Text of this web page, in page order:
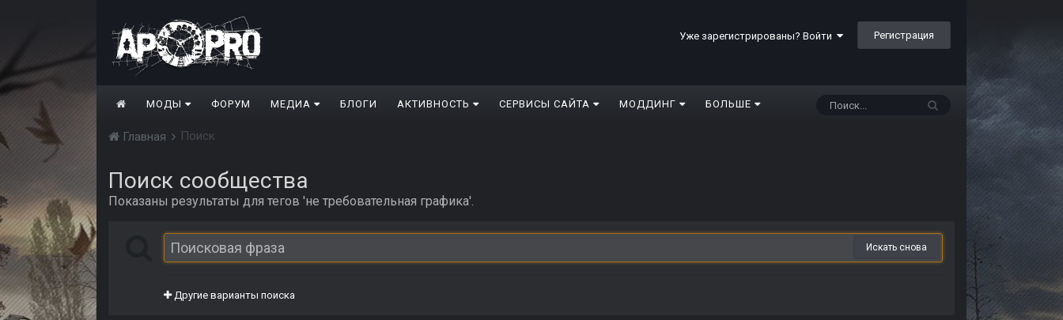
Уже зарегистрированы? Войти Регистрация
МОДЫ ФОРУМ МЕДИА БЛОГИ АКТИВНОСТЬ СЕРВИСЫ САЙТА МОДДИНГ БОЛЬШЕ
Главная Поиск
Поиск сообщества
Показаны результаты для тегов 'не требовательная графика'.
Искать снова
Другие варианты поиска